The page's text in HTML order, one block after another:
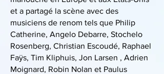
et a partagé la scène avec des
musiciens de renom tels que Philip
Catherine, Angelo Debarre, Stochelo
Rosenberg, Christian Escoudé, Raphael
Faÿs, Tim Kliphuis, Jon Larsen , Adrien
Moignard, Robin Nolan et Paulus